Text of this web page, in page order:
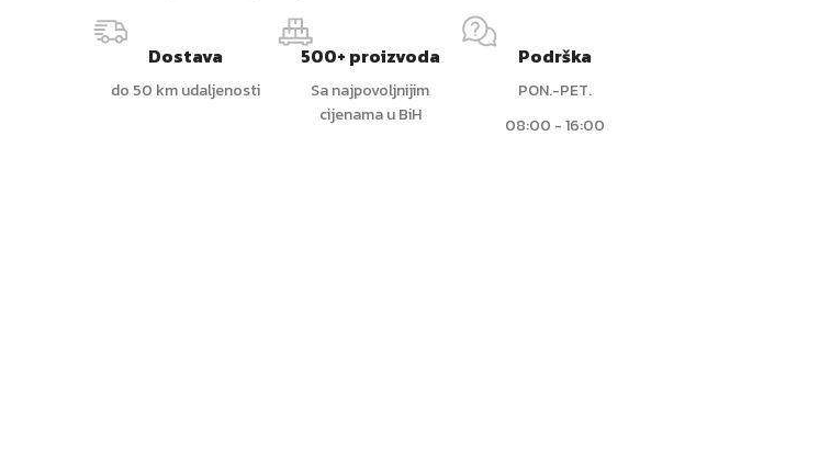
Dostava
do 50 km udaljenosti
500+ proizvoda
Sa najpovoljnijim
cijenama u BiH
Podrška
PON.-PET.
08:00 - 16:00